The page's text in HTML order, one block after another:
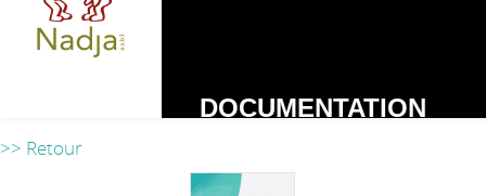
DOCUMENTATION
DEPENDANCES
>> Retour